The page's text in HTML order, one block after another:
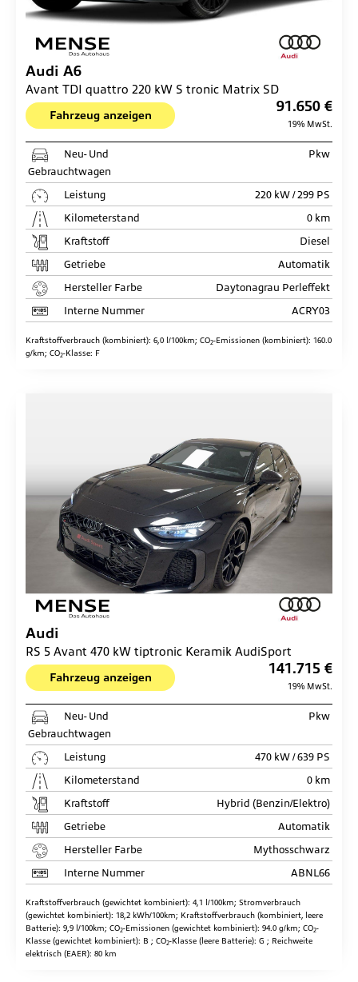
Audi A6
Avant TDI quattro 220 kW S tronic Matrix SD
Fahrzeug anzeigen
91.650 €
19% MwSt.
Neu- Und
Gebrauchtwagen
Pkw
Leistung
220 kW / 299 PS
Kilometerstand
0 km
Kraftstoff
Diesel
Getriebe
Automatik
Hersteller Farbe
Daytonagrau Perleffekt
Interne Nummer
ACRY03
Kraftstoffverbrauch (kombiniert): 6,0 l/100km; CO2-Emissionen (kombiniert): 160.0
g/km; CO2-Klasse: F
Audi
RS 5 Avant 470 kW tiptronic Keramik AudiSport
Fahrzeug anzeigen
141.715 €
19% MwSt.
Neu- Und
Gebrauchtwagen
Pkw
Leistung
470 kW / 639 PS
Kilometerstand
0 km
Kraftstoff
Hybrid (Benzin/Elektro)
Getriebe
Automatik
Hersteller Farbe
Mythosschwarz
Interne Nummer
ABNL66
Kraftstoffverbrauch (gewichtet kombiniert): 4,1 l/100km; Stromverbrauch
(gewichtet kombiniert): 18,2 kWh/100km; Kraftstoffverbrauch (kombiniert, leere
Batterie): 9,9 l/100km; CO2-Emissionen (gewichtet kombiniert): 94.0 g/km; CO2-
Klasse (gewichtet kombiniert): B ; CO2-Klasse (leere Batterie): G ; Reichweite
elektrisch (EAER): 80 km